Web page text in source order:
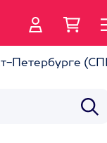
Петербурге